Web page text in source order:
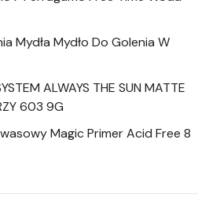
Mydła Mydło Do Golenia W
ALWAYS THE SUN MATTE
603 9G
Magic Primer Acid Free 8